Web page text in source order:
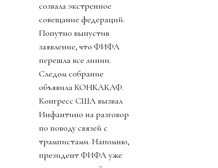
созвала экстренное
совещание федераций.
Попутно выпустив
заявление, что ФИФА
перешла все линии.
Следом собрание
объявила КОНКАКАФ.
Конгресс США вызвал
Инфантино на разговор
по поводу связей с
трампистами. Напомню,
президент ФИФА уже